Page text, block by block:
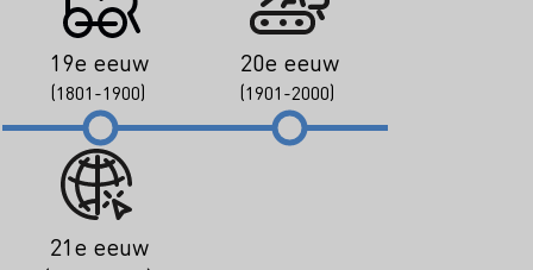
19e eeuw
(1801-1900)
20e eeuw
(1901-2000)
21e eeuw